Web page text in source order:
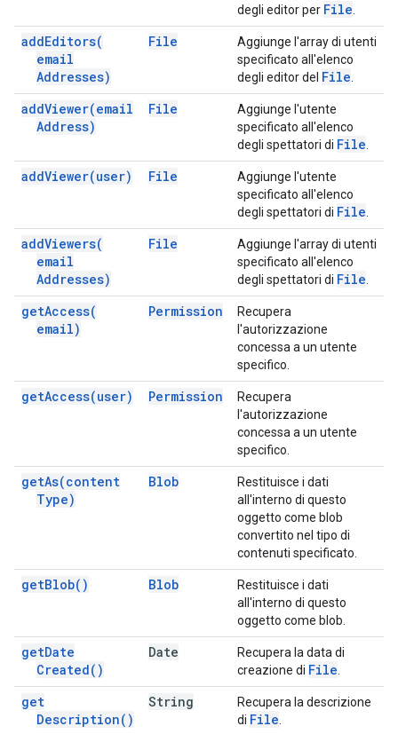
degli editor per File
addEditors(
email
Addresses)
File
Aggiunge l'array di utenti
specificato all'elenco
degli editor del File
addViewer(email
Address)
File
Aggiunge l'utente
specificato all'elenco
degli spettatori di File
addViewer(user) File
Aggiunge l'utente
specificato all'elenco
degli spettatori di File
addViewers(
email
Addresses)
File
Aggiunge l'array di utenti
specificato all'elenco
degli spettatori di File
getAccess(
email)
Permission
Recupera
l'autorizzazione
concessa a un utente
specifico.
getAccess(user) Permission
Recupera
l'autorizzazione
concessa a un utente
specifico.
getAs(content
Type)
Blob
Restituisce i dati
all'interno di questo
oggetto come blob
convertito nel tipo di
contenuti specificato.
getBlob( ) Blob
Restituisce i dati
all'interno di questo
oggetto come blob.
getDate
Created( )
Date
Recupera la data di
creazione di File
get
Description( )
String
Recupera la descrizione
di File